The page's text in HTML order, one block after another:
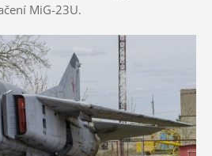
MiG-23U.